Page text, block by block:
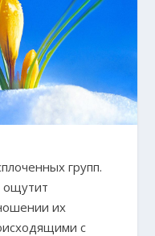
групп.
их
с